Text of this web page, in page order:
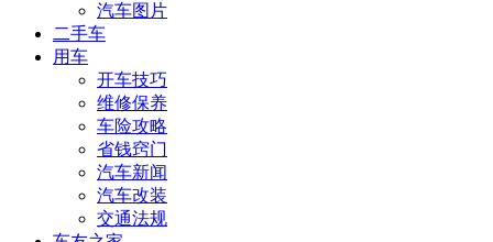
汽车图片
二手车
用车
开车技巧
维修保养
车险攻略
省钱窍门
汽车新闻
汽车改装
交通法规